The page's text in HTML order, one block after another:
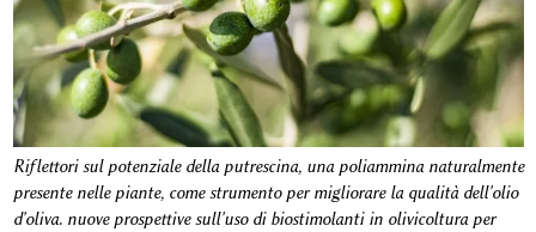
Riflettori sul potenziale della putrescina, una poliammina naturalmente
presente nelle piante, come strumento per migliorare la qualità dell'olio
d'oliva. nuove prospettive sull'uso di biostimolanti in olivicoltura per